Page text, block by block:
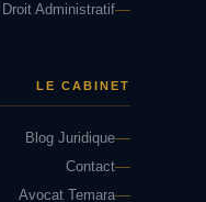
Droit Administratif
LE CABINET
Blog Juridique
Contact
Avocat Temara